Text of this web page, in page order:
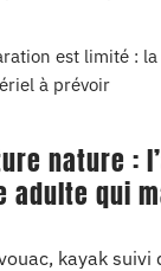
est limité :
à prévoir
nature :
adulte qui
kayak suivi